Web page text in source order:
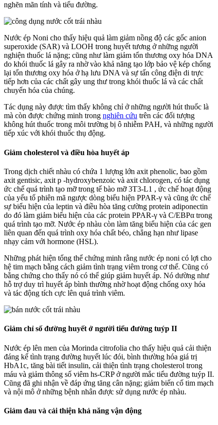
nghẽn mãn tính và tiểu đường.
Nước ép Noni cho thấy hiệu quả làm giảm nồng độ các gốc anion
superoxide (SAR) và LOOH trong huyết tương ở những người
nghiện thuốc lá nặng; cũng như làm giảm tổn thương oxy hóa DNA
do khói thuốc lá gây ra nhờ vào khả năng tạo lớp bảo vệ kép chống
lại tổn thương oxy hóa ở hạ lưu DNA và sự tấn công điện di trực
tiếp hơn của các chất gây ung thư trong khói thuốc lá và các chất
chuyển hóa của chúng.
Tác dụng này được tìm thấy không chỉ ở những người hút thuốc là
mà còn được chứng minh trong nghiên cứu trên các đối tượng
không hút thuốc trong môi trường bị ô nhiễm PAH, và những người
tiếp xúc với khói thuốc thụ động.
Giảm cholesterol và điều hòa huyết áp
Trong dịch chiết nhàu có chứa 1 lượng lớn axit phenolic, bao gồm
axit gentisic, axit p -hydroxybenzoic và axit chlorogen, có tác dụng
ức chế quá trình tạo mỡ trong tế bào mỡ 3T3-L1 , ức chế hoạt động
của yếu tố phiên mã ngược dòng biểu hiện PPAR-γ và cũng ức chế
sự biểu hiện của leptin và điều hòa tăng cường protein adiponectin
do đó làm giảm biểu hiện của các protein PPAR-γ và C/EBPα trong
quá trình tạo mỡ. Nước ép nhàu còn làm tăng biểu hiện của các gen
liên quan đến quá trình oxy hóa chất béo, chẳng hạn như lipase
nhạy cảm với hormone (HSL).
Những phát hiện tổng thể chứng minh rằng nước ép noni có lợi cho
hệ tim mạch bằng cách giảm tình trạng viêm trong cơ thể. Cũng có
bằng chứng cho thấy nó có thể giúp giảm huyết áp. Nó dường như
hỗ trợ duy trì huyết áp bình thường nhờ hoạt động chống oxy hóa
và tác động tích cực lên quá trình viêm.
Giảm chỉ số đường huyết ở người tiểu đường tuýp II
Nước ép lên men của Morinda citrofolia cho thấy hiệu quả cải thiện
đáng kể tình trạng đường huyết lúc đói, bình thường hóa giá trị
HbA1c, tăng bài tiết insulin, cải thiện tình trạng cholesterol trong
máu và giảm thông số viêm hs-CRP ở người mắc tiểu đường tuýp II.
Cũng đã ghi nhận về đáp ứng tăng cân nặng; giảm biến cố tim mạch
và nội mô ở những bệnh nhân được sử dụng nước ép nhàu.
Giảm đau và cải thiện khả năng vận động